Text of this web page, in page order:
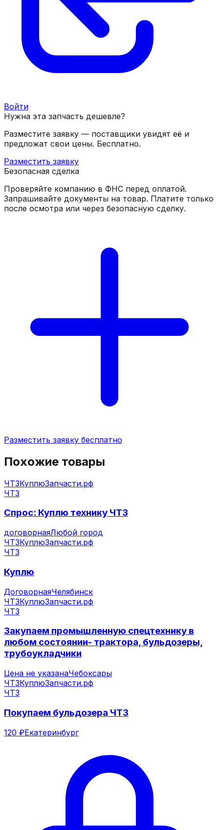
Войти
Нужна эта запчасть дешевле?
Разместите заявку — поставщики увидят её и
предложат свои цены. Бесплатно.
Разместить заявку
Безопасная сделка
Проверяйте компанию в ФНС перед оплатой.
Запрашивайте документы на товар. Платите только
после осмотра или через безопасную сделку.
Разместить заявку бесплатно
Похожие товары
ЧТЗКуплюЗапчасти.рф
ЧТЗ
Спрос: Куплю технику ЧТЗ
договорнаяЛюбой город
ЧТЗКуплюЗапчасти.рф
ЧТЗ
Куплю
ДоговорнаяЧелябинск
ЧТЗКуплюЗапчасти.рф
ЧТЗ
Закупаем промышленную спецтехнику в
любом состоянии- трактора, бульдозеры,
трубоукладчики
Цена не указанаЧебоксары
ЧТЗКуплюЗапчасти.рф
ЧТЗ
Покупаем бульдозера ЧТЗ
120 ₽Екатеринбург